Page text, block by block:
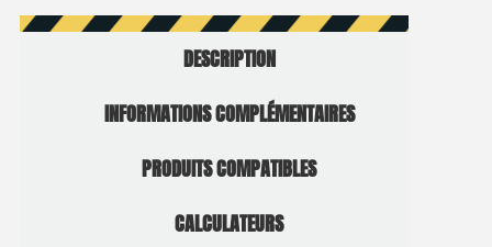
DESCRIPTION
INFORMATIONS COMPLÉMENTAIRES
PRODUITS COMPATIBLES
CALCULATEURS